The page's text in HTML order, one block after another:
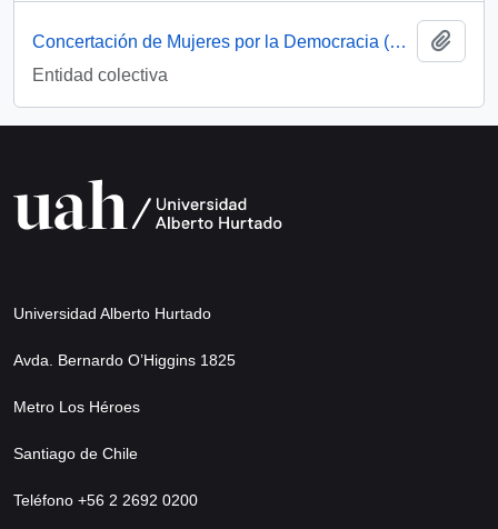
Concertación de Mujeres por la Democracia (Santiago, Chile)
Entidad colectiva
Universidad Alberto Hurtado
Avda. Bernardo O’Higgins 1825
Metro Los Héroes
Santiago de Chile
Teléfono +56 2 2692 0200